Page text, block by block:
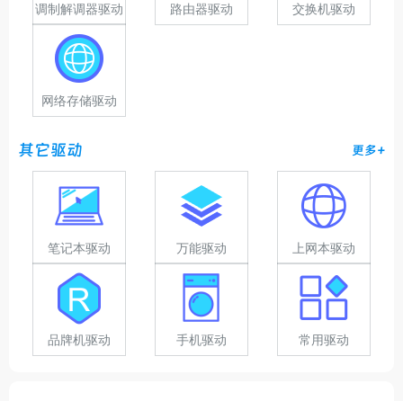
调制解调器驱动 路由器驱动 交换机驱动
网络存储驱动
其它驱动 更多+
笔记本驱动 万能驱动 上网本驱动
品牌机驱动 手机驱动 常用驱动